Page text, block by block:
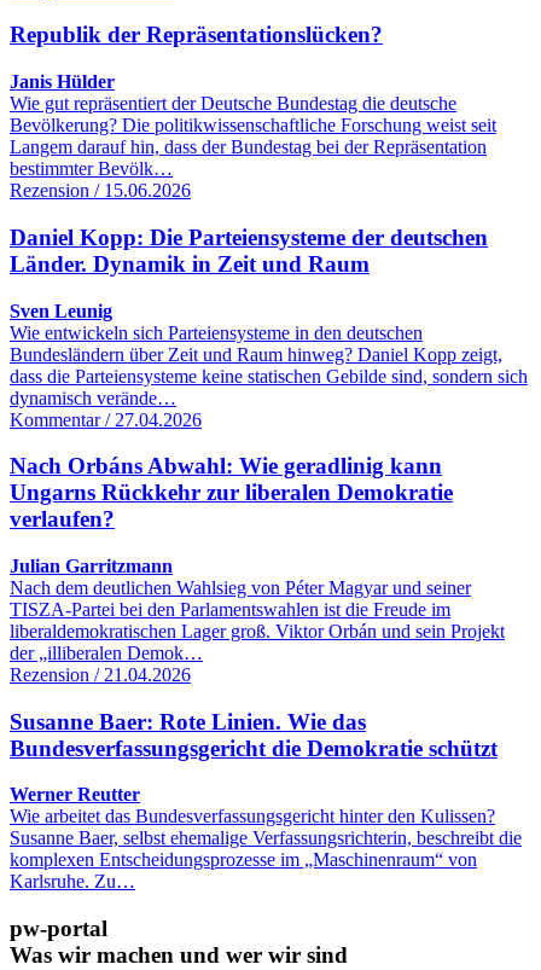
Republik der Repräsentationslücken?
Janis Hülder
Wie gut repräsentiert der Deutsche Bundestag die deutsche
Bevölkerung? Die politikwissenschaftliche Forschung weist seit
Langem darauf hin, dass der Bundestag bei der Repräsentation
bestimmter Bevölk…
Rezension / 15.06.2026
Daniel Kopp: Die Parteiensysteme der deutschen
Länder. Dynamik in Zeit und Raum
Sven Leunig
Wie entwickeln sich Parteiensysteme in den deutschen
Bundesländern über Zeit und Raum hinweg? Daniel Kopp zeigt,
dass die Parteiensysteme keine statischen Gebilde sind, sondern sich
dynamisch verände…
Kommentar / 27.04.2026
Nach Orbáns Abwahl: Wie geradlinig kann
Ungarns Rückkehr zur liberalen Demokratie
verlaufen?
Julian Garritzmann
Nach dem deutlichen Wahlsieg von Péter Magyar und seiner
TISZA-Partei bei den Parlamentswahlen ist die Freude im
liberaldemokratischen Lager groß. Viktor Orbán und sein Projekt
der „illiberalen Demok…
Rezension / 21.04.2026
Susanne Baer: Rote Linien. Wie das
Bundesverfassungsgericht die Demokratie schützt
Werner Reutter
Wie arbeitet das Bundesverfassungsgericht hinter den Kulissen?
Susanne Baer, selbst ehemalige Verfassungsrichterin, beschreibt die
komplexen Entscheidungsprozesse im „Maschinenraum“ von
Karlsruhe. Zu…
pw-portal
Was wir machen und wer wir sind